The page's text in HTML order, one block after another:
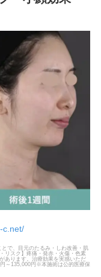
c.net/
で、目元のたるみ・しわ改善・肌
リスク】疼痛・発赤・火傷・色素
あります。治療効果を実感いただ
～135,000円※本施術は公的医療保